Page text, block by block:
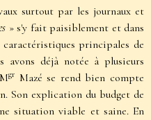
surtout par les journaux et
» s'y fait paisiblement et dans
principales de
avons déjà notée à plusieurs
gr Mazé se rend bien compte
Son explication du budget de
situation viable et saine. En